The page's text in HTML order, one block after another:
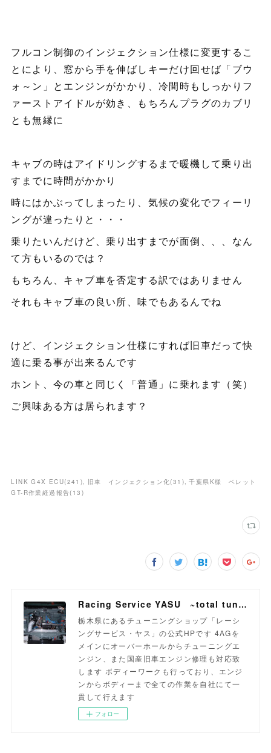
フルコン制御のインジェクション仕様に変更するこ
とにより、窓から手を伸ばしキーだけ回せば「ブウ
ォ～ン」とエンジンがかかり、冷間時もしっかりフ
ァーストアイドルが効き、もちろんプラグのカブリ
とも無縁に
キャブの時はアイドリングするまで暖機して乗り出
すまでに時間がかかり
時にはかぶってしまったり、気候の変化でフィーリ
ングが違ったりと・・・
乗りたいんだけど、乗り出すまでが面倒、、、なん
て方もいるのでは？
もちろん、キャブ車を否定する訳ではありません
それもキャブ車の良い所、味でもあるんでね
けど、インジェクション仕様にすれば旧車だって快
適に乗る事が出来るんです
ホント、今の車と同じく「普通」に乗れます（笑）
ご興味ある方は居られます？
LINK G4X ECU(241 ) 旧車 インジェクション化(31 )
千葉県K様 ベレット
GT-R作業経過報告( 13 )
Racing Service YASU ~total tuning proshop~
栃木県にあるチューニングショップ「レーシ
ングサービス・ヤス」の公式HPです 4AGを
メインにオーバーホールからチューニングエ
ンジン、また国産旧車エンジン修理も対応致
します ボディーワークも行っており、エンジ
ンからボディーまで全ての作業を自社にて一
貫して行えます
フォロー